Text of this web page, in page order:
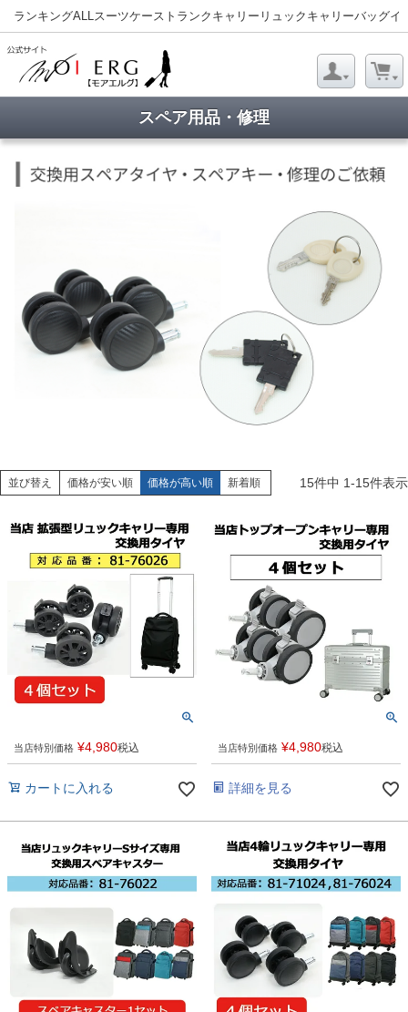
ランキングALLスーツケース トランクキャリー リュックキャリーバッグイ
スペア用品・修理
並び替え 価格が安い順 価格が高い順 新着順 15件中 1-15件表示
当店特別価格 ¥4,980税込
カートに入れる
当店特別価格 ¥4,980税込
詳細を見る